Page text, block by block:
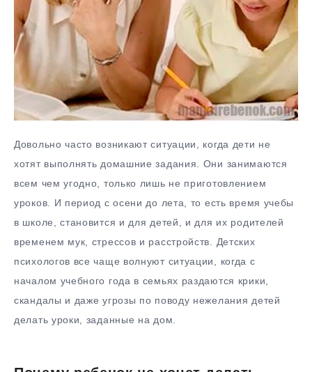
Довольно часто возникают ситуации, когда дети не
хотят выполнять домашние задания. Они занимаются
всем чем угодно, только лишь не приготовлением
уроков. И период с осени до лета, то есть время учебы
в школе, становится и для детей, и для их родителей
временем мук, стрессов и расстройств. Детских
психологов все чаще волнуют ситуации, когда с
началом учебного года в семьях раздаются крики,
скандалы и даже угрозы по поводу нежелания детей
делать уроки, заданные на дом.